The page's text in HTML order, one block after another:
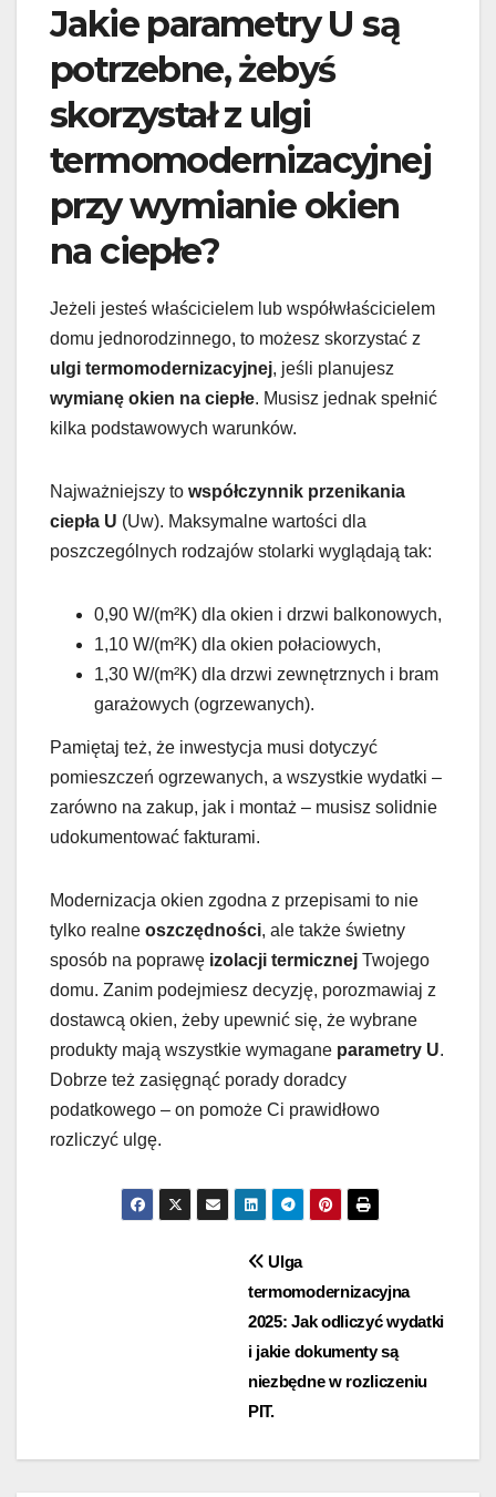
Jakie parametry U są
potrzebne, żebyś
skorzystał z ulgi
termomodernizacyjnej
przy wymianie okien
na ciepłe?
Jeżeli jesteś właścicielem lub współwłaścicielem
domu jednorodzinnego, to możesz skorzystać z
ulgi termomodernizacyjnej, jeśli planujesz
wymianę okien na ciepłe. Musisz jednak spełnić
kilka podstawowych warunków.
Najważniejszy to współczynnik przenikania
ciepła U (Uw). Maksymalne wartości dla
poszczególnych rodzajów stolarki wyglądają tak:
0,90 W/(m²K) dla okien i drzwi balkonowych,
1,10 W/(m²K) dla okien połaciowych,
1,30 W/(m²K) dla drzwi zewnętrznych i bram
garażowych (ogrzewanych).
Pamiętaj też, że inwestycja musi dotyczyć
pomieszczeń ogrzewanych, a wszystkie wydatki –
zarówno na zakup, jak i montaż – musisz solidnie
udokumentować fakturami.
Modernizacja okien zgodna z przepisami to nie
tylko realne oszczędności, ale także świetny
sposób na poprawę izolacji termicznej Twojego
domu. Zanim podejmiesz decyzję, porozmawiaj z
dostawcą okien, żeby upewnić się, że wybrane
produkty mają wszystkie wymagane parametry U.
Dobrze też zasięgnąć porady doradcy
podatkowego – on pomoże Ci prawidłowo
rozliczyć ulgę.
Ulga
termomodernizacyjna
2025: Jak odliczyć wydatki
i jakie dokumenty są
niezbędne w rozliczeniu
PIT.